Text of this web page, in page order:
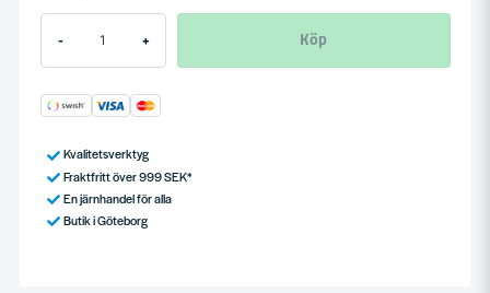
- + Köp
Kvalitetsverktyg
Fraktfritt över 999 SEK*
En järnhandel för alla
Butik i Göteborg